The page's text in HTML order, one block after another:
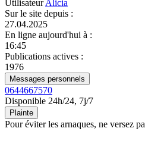
UtilisateurAlicia
Sur le site depuis :
27.04.2025
En ligne aujourd'hui à :
16:45
Publications actives :
1976
Messages personnels
0644667570
Disponible 24h/24, 7j/7
Plainte
Pour éviter les arnaques, ne versez